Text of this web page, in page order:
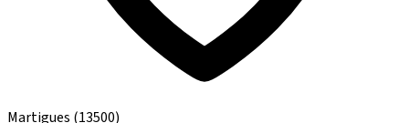
Martigues (13500)